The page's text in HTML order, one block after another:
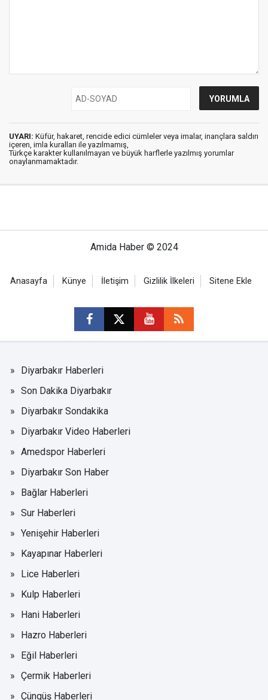
UYARI: Küfür, hakaret, rencide edici cümleler veya imalar, inançlara saldırı
içeren, imla kuralları ile yazılmamış,
Türkçe karakter kullanılmayan ve büyük harflerle yazılmış yorumlar
onaylanmamaktadır.
Amida Haber © 2024
Anasayfa Künye İletişim Gizlilik İlkeleri Sitene Ekle
Diyarbakır Haberleri
Son Dakika Diyarbakır
Diyarbakır Sondakika
Diyarbakır Video Haberleri
Amedspor Haberleri
Diyarbakır Son Haber
Bağlar Haberleri
Sur Haberleri
Yenişehir Haberleri
Kayapınar Haberleri
Lice Haberleri
Kulp Haberleri
Hani Haberleri
Hazro Haberleri
Eğil Haberleri
Çermik Haberleri
Çüngüş Haberleri